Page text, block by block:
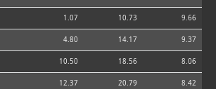
1.07 10.73 9.66
4.80 14.17 9.37
10.50 18.56 8.06
12.37 20.79 8.42